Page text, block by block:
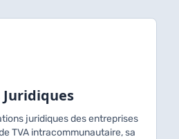
juridiques des entreprises
TVA intracommunautaire, sa